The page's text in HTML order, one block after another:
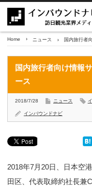
Home ニュース 国内旅行者
国内旅行者向け情報
ース
2018/7/28 ニュース
インバウンドナビ
2018年7月20日、日本空
田区、代表取締約社長兼